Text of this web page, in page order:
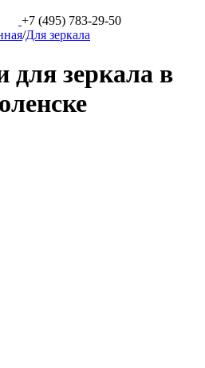
+7 (495) 783-29-50
/Для зеркала
для зеркала в